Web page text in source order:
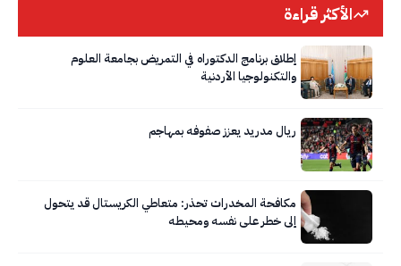
الأكثر قراءة
إطلاق برنامج الدكتوراه في التمريض بجامعة العلوم
والتكنولوجيا الأردنية
ريال مدريد يعزز صفوفه بمهاجم
مكافحة المخدرات تحذر: متعاطي الكريستال قد يتحول
إلى خطر على نفسه ومحيطه